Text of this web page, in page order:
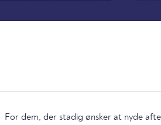
For dem, der stadig ønsker at nyde